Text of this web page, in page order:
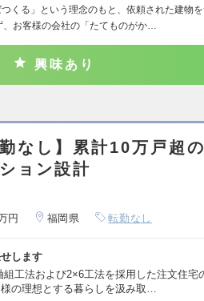
つくる」という理念のもと、依頼された建物
お客様の会社の「たてものがか…
興味あり
勤なし】累計10万戸超
ョン設計
円 福岡県 転勤なし
します
組工法および2×6工法を採用した注文住宅
の理想とする暮らしを汲み取…